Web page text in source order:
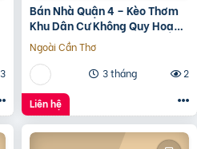
3
Bán Nhà Quận 4 – Kèo Thơm
Khu Dân Cư Không Quy Hoạch
Cách Mặt Tiền Xóm Chiếu
30M
Ngoài Cần Thơ
3 tháng
2
Liên hệ